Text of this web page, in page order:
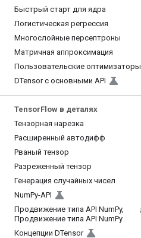
Быстрый старт для ядра
Логистическая регрессия
Многослойные персептроны
Матричная аппроксимация
Пользовательские оптимизаторы
DTensor с основными API
TensorFlow в деталях
Тензорная нарезка
Расширенный автодифф
Рваный тензор
Разреженный тензор
Генерация случайных чисел
NumPy-API
Продвижение типа API NumPy,
Продвижение типа API NumPy
Концепции DTensor